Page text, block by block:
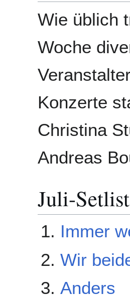
Wie üblich
Woche
Konzerte
Christina
Andreas
Juli-Setlist
Immer
Wir
Anders